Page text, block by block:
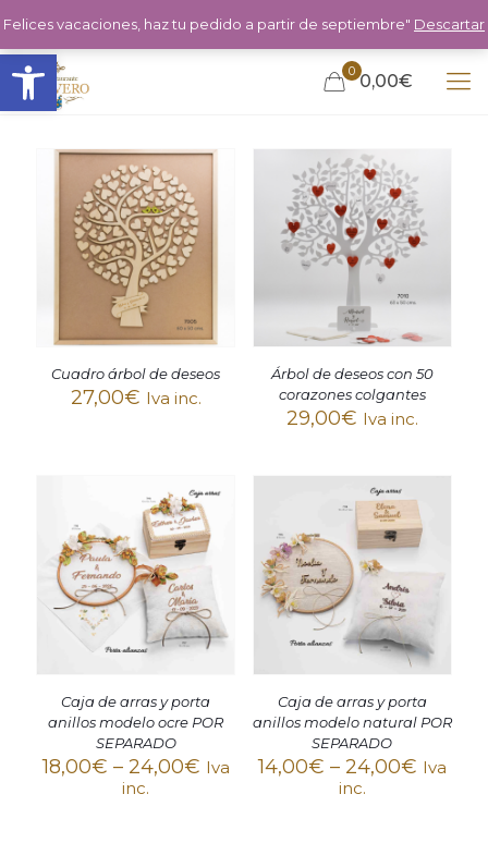
Abrir barra de herramientas 0 0,00€
Cuadro árbol de deseos
27,00€ Iva inc.
Árbol de deseos con 50
corazones colgantes
29,00€ Iva inc.
Caja de arras y porta
anillos modelo ocre POR
SEPARADO
18,00€ – 24,00€ Iva
inc.
Caja de arras y porta
anillos modelo natural POR
SEPARADO
14,00€ – 24,00€ Iva
inc.
Felices vacaciones, haz tu pedido a partir de septiembre" Descartar